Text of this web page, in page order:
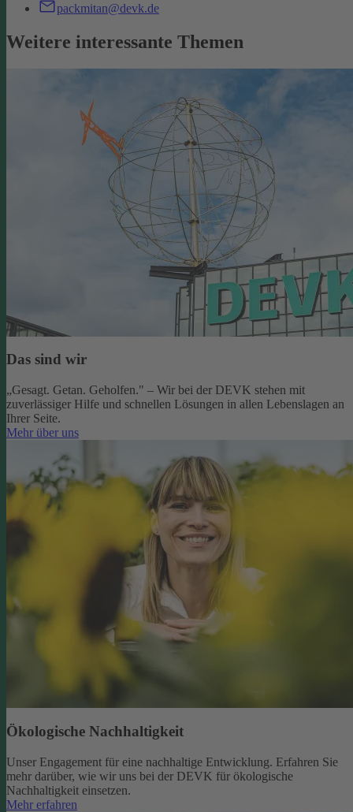
packmitan@devk.de
Weitere interessante Themen
Das sind wir
„Gesagt. Getan. Geholfen." – Wir bei der DEVK stehen mit
zuverlässiger Hilfe und schnellen Lösungen in allen Lebenslagen an
Ihrer Seite.
Mehr über uns
Ökologische Nachhaltigkeit
Unser Engagement für eine nachhaltige Entwicklung. Erfahren Sie
mehr darüber, wie wir uns bei der DEVK für ökologische
Nachhaltigkeit einsetzen.
Mehr erfahren